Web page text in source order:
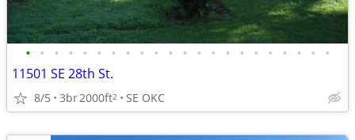
• • • • • • • • • • • • • • • • • • • • • •
11501 SE 28th St.
8/5 3br2000ft2 SE OKC